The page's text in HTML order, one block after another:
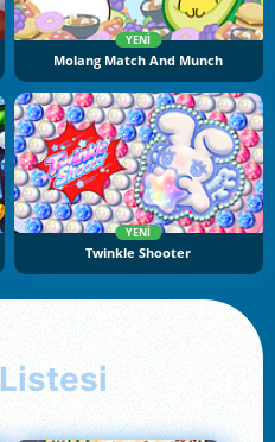
YENI
Molang Match And Munch
YENI
Twinkle Shooter
Listesi